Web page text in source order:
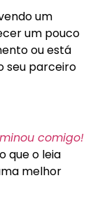
um
um pouco
ou está
seu parceiro
comigo!
que o leia
melhor